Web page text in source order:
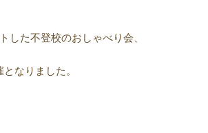
した不登校のおしゃべり会、
なりました。